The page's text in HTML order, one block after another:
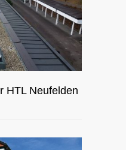
HTL Neufelden